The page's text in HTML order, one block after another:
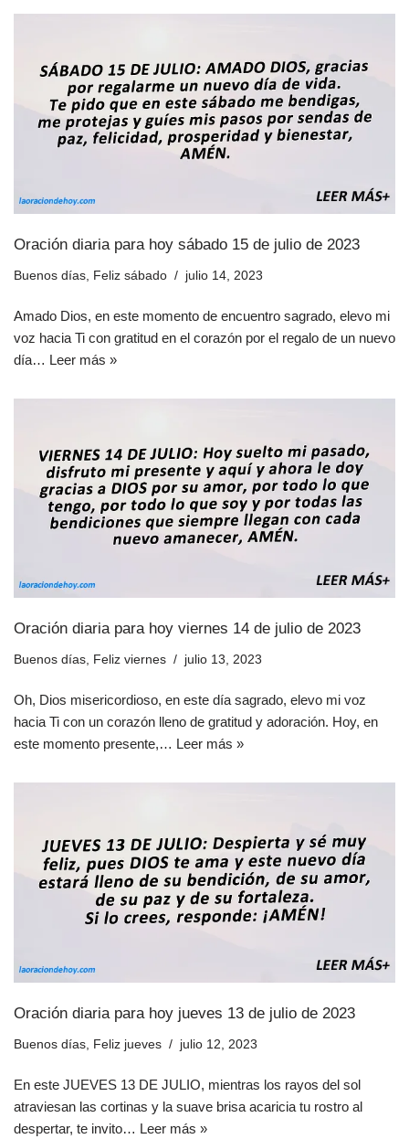
Oración diaria para hoy sábado 15 de julio de 2023
Buenos días Feliz sábado julio 14, 2023
Amado Dios, en este momento de encuentro sagrado, elevo mi
voz hacia Ti con gratitud en el corazón por el regalo de un nuevo
día… Leer más »
Oración diaria para hoy viernes 14 de julio de 2023
Buenos días, Feliz viernes julio 13, 2023
Oh, Dios misericordioso, en este día sagrado, elevo mi voz
hacia Ti con un corazón lleno de gratitud y adoración. Hoy, en
este momento presente,… Leer más »
Oración diaria para hoy jueves 13 de julio de 2023
Buenos días, Feliz jueves julio 12, 2023
En este JUEVES 13 DE JULIO, mientras los rayos del sol
atraviesan las cortinas y la suave brisa acaricia tu rostro al
despertar, te invito… Leer más »